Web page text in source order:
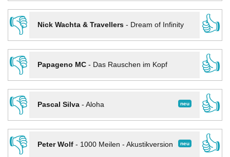
👎
Nick Wachta & Travellers- Dream of Infinity
👍
👎
Papageno MC- Das Rauschen im Kopf
👍
👎
neu
Pascal Silva- Aloha
👍
👎
neu
Peter Wolf- 1000 Meilen - Akustikversion
👍